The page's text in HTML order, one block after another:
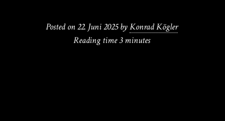
Posted on22. Juni 2025 byKonrad Kögler
Reading time3 minutes